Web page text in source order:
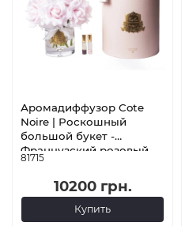
Аромадиффузор Cote
Noire | Роскошный
большой букет -
Французский розовый -
Прозрачная ваза -
Золото - Розовая
коробка
81715
10200 грн.
Купить